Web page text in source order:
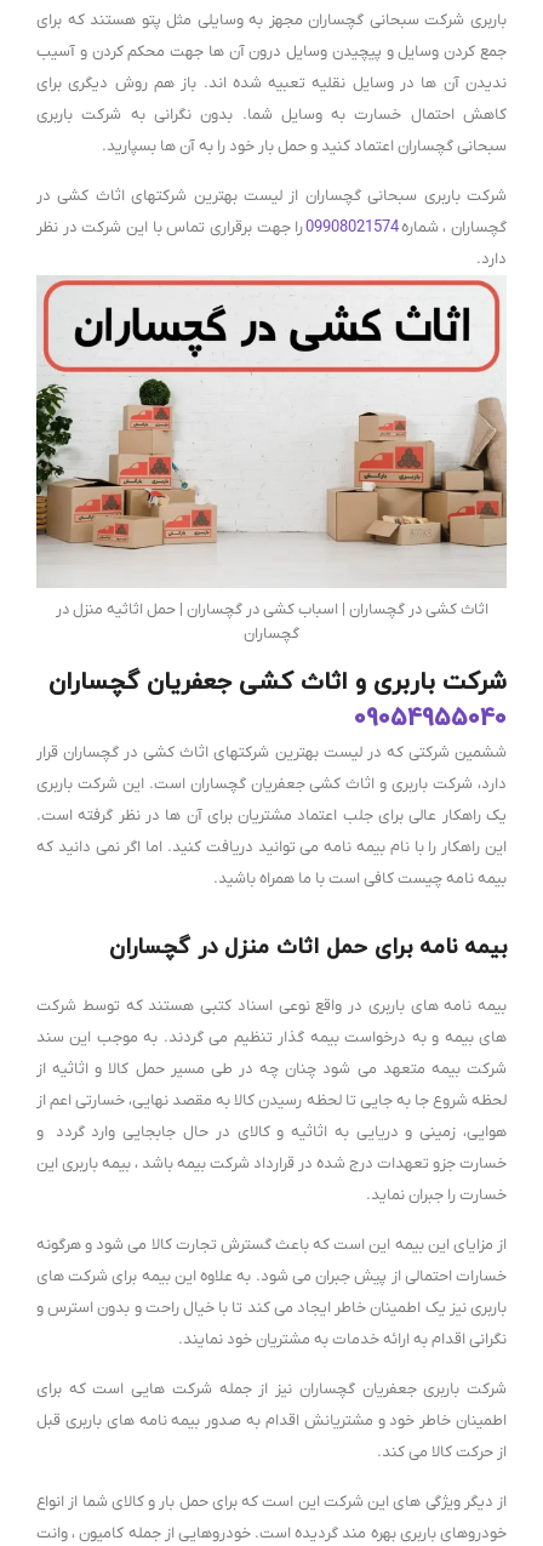
باربری شرکت سبحانی گچساران مجهز به وسایلی مثل پتو هستند که برای
جمع کردن وسایل و پیچیدن وسایل درون آن ها جهت محکم کردن و آسیب
ندیدن آن ها در وسایل نقلیه تعبیه شده اند. باز هم روش دیگری برای
کاهش احتمال خسارت به وسایل شما. بدون نگرانی به شرکت باربری
سبحانی گچساران اعتماد کنید و حمل بار خود را به آن ها بسپارید.
شرکت باربری سبحانی گچساران از لیست بهترین شرکتهای اثاث کشی در
گچساران ، شماره09908021574را جهت برقراری تماس با این شرکت در نظر
دارد.
اثاث کشی در گچساران | اسباب کشی در گچساران | حمل اثاثیه منزل در
گچساران
شرکت باربری و اثاث کشی جعفریان گچساران
09054955040
ششمین شرکتی که در لیست بهترین شرکتهای اثاث کشی در گچساران قرار
دارد، شرکت باربری و اثاث کشی جعفریان گچساران است. این شرکت باربری
یک راهکار عالی برای جلب اعتماد مشتریان برای آن ها در نظر گرفته است.
این راهکار را با نام بیمه نامه می توانید دریافت کنید. اما اگر نمی دانید که
بیمه نامه چیست کافی است با ما همراه باشید.
بیمه نامه برای حمل اثاث منزل در گچساران
بیمه نامه های باربری در واقع نوعی اسناد کتبی هستند که توسط شرکت
های بیمه و به درخواست بیمه گذار تنظیم می گردند. به موجب این سند
شرکت بیمه متعهد می شود چنان چه در طی مسیر حمل کالا و اثاثیه از
لحظه شروع جا به جایی تا لحظه رسیدن کالا به مقصد نهایی، خسارتی اعم از
هوایی، زمینی و دریایی به اثاثیه و کالای در حال جابجایی وارد گردد و
خسارت جزو تعهدات درج شده در قرارداد شرکت بیمه باشد ، بیمه باربری این
خسارت را جبران نماید.
از مزایای این بیمه این است که باعث گسترش تجارت کالا می شود و هرگونه
خسارات احتمالی از پیش جبران می شود. به علاوه این بیمه برای شرکت های
باربری نیز یک اطمینان خاطر ایجاد می کند تا با خیال راحت و بدون استرس و
نگرانی اقدام به ارائه خدمات به مشتریان خود نمایند.
شرکت باربری جعفریان گچساران نیز از جمله شرکت هایی است که برای
اطمینان خاطر خود و مشتریانش اقدام به صدور بیمه نامه های باربری قبل
از حرکت کالا می کند.
از دیگر ویژگی های این شرکت این است که برای حمل بار و کالای شما از انواع
خودروهای باربری بهره مند گردیده است. خودروهایی از جمله کامیون ، وانت